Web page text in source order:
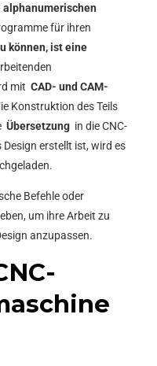
alphanumerischen
für ihren
können, ist eine
mit CAD- und CAM-
Konstruktion des Teils
Übersetzung in die CNC-
erstellt ist, wird es
Befehle oder
um ihre Arbeit zu
anzupassen.